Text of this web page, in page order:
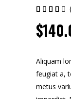
out
of 5
based
rating
(
$
Aliquam
feugiat a,
metus